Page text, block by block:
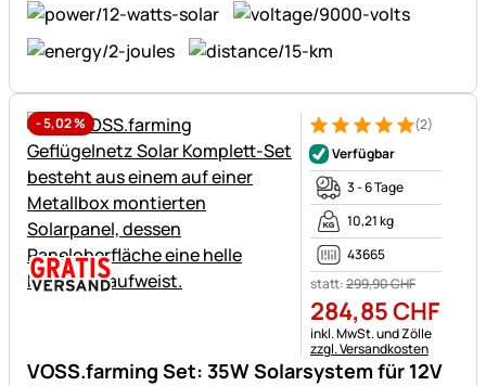
-5,02%
VOSS.farming Set: 35W Solarsystem für 12V
Bewertung: 5 von 5 (2
2 Bewertungen
(2)
Verfügbar
3 - 6 Tage
10,21 kg
43665
statt:299,90CHF
284,85CHF
Steuerhinweis:
inkl. MwSt. und Zölle
zzgl. Versandkosten